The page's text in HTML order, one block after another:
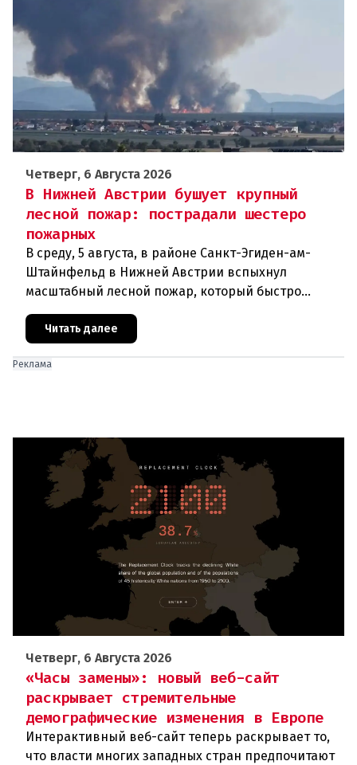
Четверг, 6 Августа 2026
В Нижней Австрии бушует крупный
лесной пожар: пострадали шестеро
пожарных
В среду, 5 августа, в районе Санкт-Эгиден-ам-
Штайнфельд в Нижней Австрии вспыхнул
масштабный лесной пожар, который быстро
В ходе тушения пострадали шесте
Читать далее
Реклама
Четверг, 6 Августа 2026
«Часы замены»: новый веб-сайт
раскрывает стремительные
демографические изменения в Европе
Интерактивный веб-сайт теперь раскрывает то,
что власти многих западных стран предпочитают